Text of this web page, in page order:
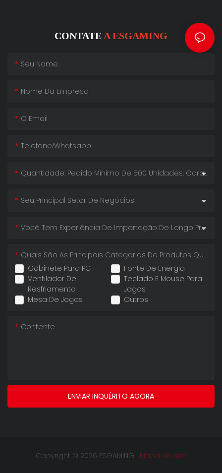
CONTATEA ESGAMING
Seu Nome
Nome Da Empresa
O Email
Telefone/whatsapp
Quantidade: Pedido Mínimo De 500 Unidades. Garanta O Nosso Menor Preço!
Seu Principal Setor De Negócios
Você Tem Experiência De Importação De Longo Prazo?
Gabinete Para PC
Fonte De Energia
Ventilador De
Resfriamento
Teclado E Mouse Para
Jogos
Mesa De Jogos
Outros
Quais São As Principais Categorias De Produtos Que Você Importa?
Contente
ENVIAR INQUÉRITO AGORA
Copyright © 2026 ESGAMING | Mapa do site